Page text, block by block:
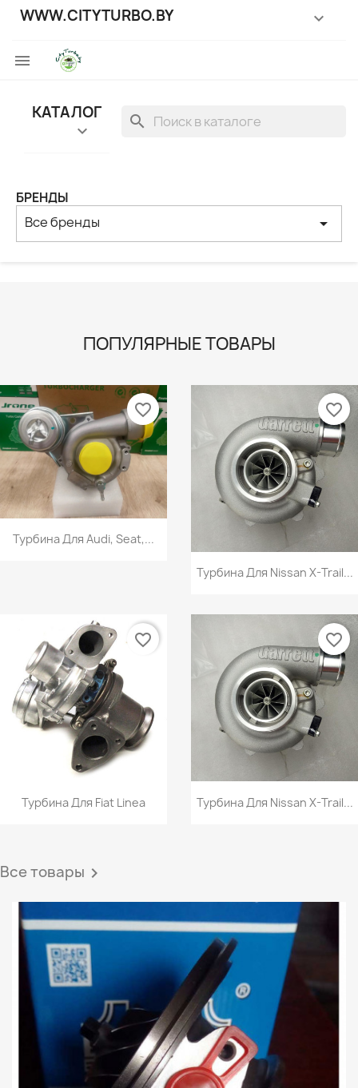
WWW.CITYTURBO.BY 

КАТАЛОГ

search
БРЕНДЫ
Все бренды arrow_drop_down
ПОПУЛЯРНЫЕ ТОВАРЫ
Турбина Для Audi, Seat,...
favorite_border
Турбина Для Nissan X-Trail...
favorite_border
Турбина Для Fiat Linea
favorite_border
Турбина Для Nissan X-Trail...
favorite_border
Все товары 